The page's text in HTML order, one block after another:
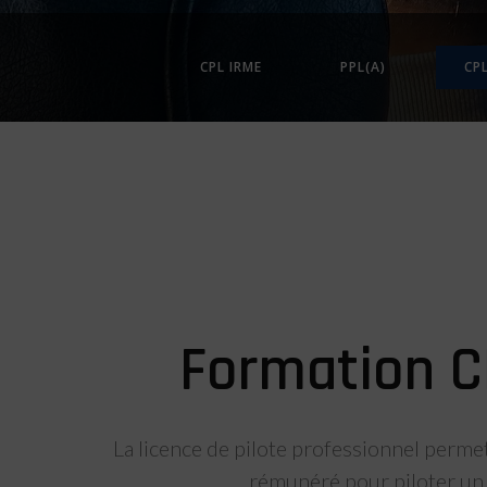
CPL IRME PPL(A)
Formation
La licence de pilote professionnel
rémunéré pour piloter un